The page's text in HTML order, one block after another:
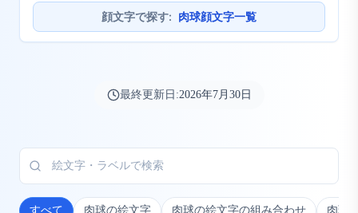
顔文字で探す: 肉球顔文字一覧
最終更新日:2026年7月30日
すべて 肉球の絵文字 肉球の絵文字の組み合わせ 肉球